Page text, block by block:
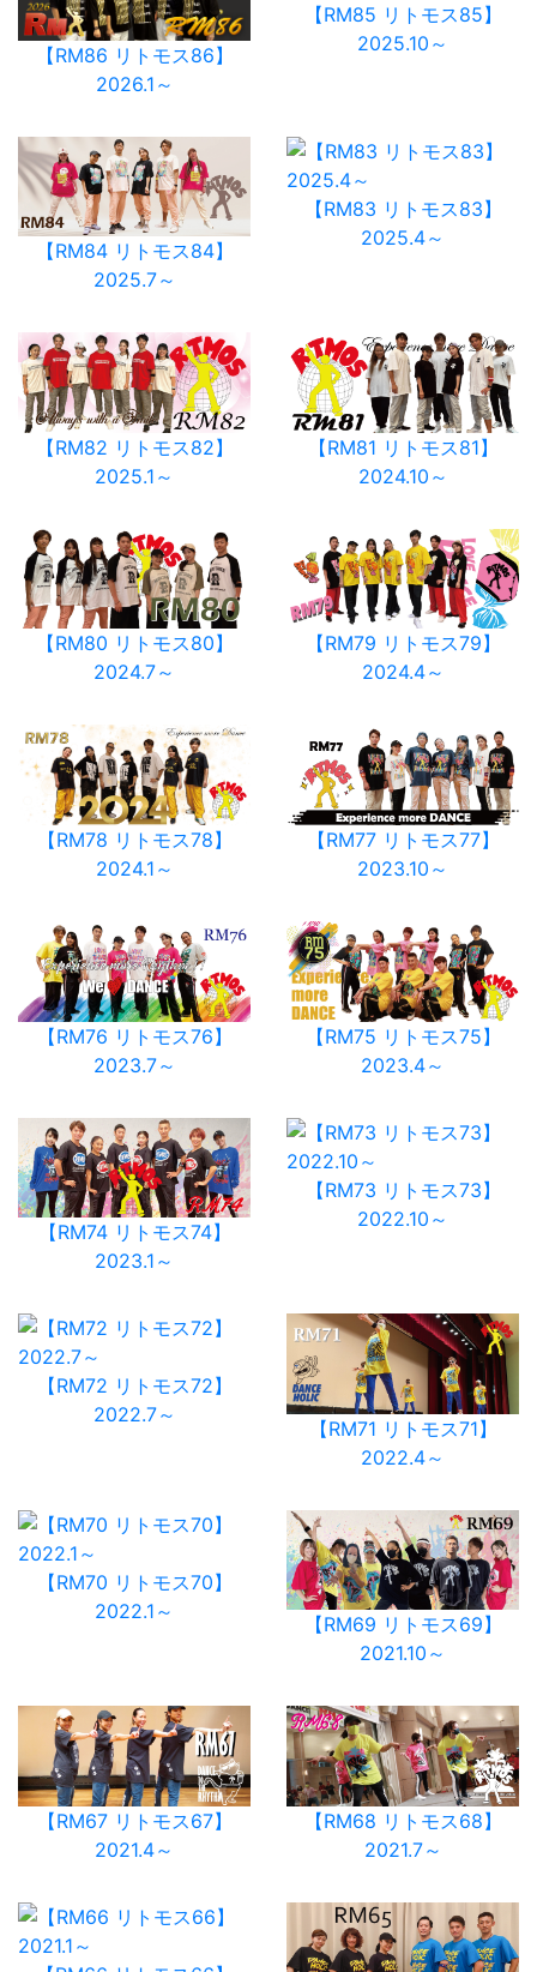
【RM86 リトモス86】
2026.1～
【RM85 リトモス85】
2025.10～
【RM84 リトモス84】
2025.7～
【RM83 リトモス83】
2025.4～
【RM82 リトモス82】
2025.1～
【RM81 リトモス81】
2024.10～
【RM80 リトモス80】
2024.7～
【RM79 リトモス79】
2024.4～
【RM78 リトモス78】
2024.1～
【RM77 リトモス77】
2023.10～
【RM76 リトモス76】
2023.7～
【RM75 リトモス75】
2023.4～
【RM74 リトモス74】
2023.1～
【RM73 リトモス73】
2022.10～
【RM72 リトモス72】
2022.7～
【RM71 リトモス71】
2022.4～
【RM70 リトモス70】
2022.1～
【RM69 リトモス69】
2021.10～
【RM67 リトモス67】
2021.4～
【RM68 リトモス68】
2021.7～